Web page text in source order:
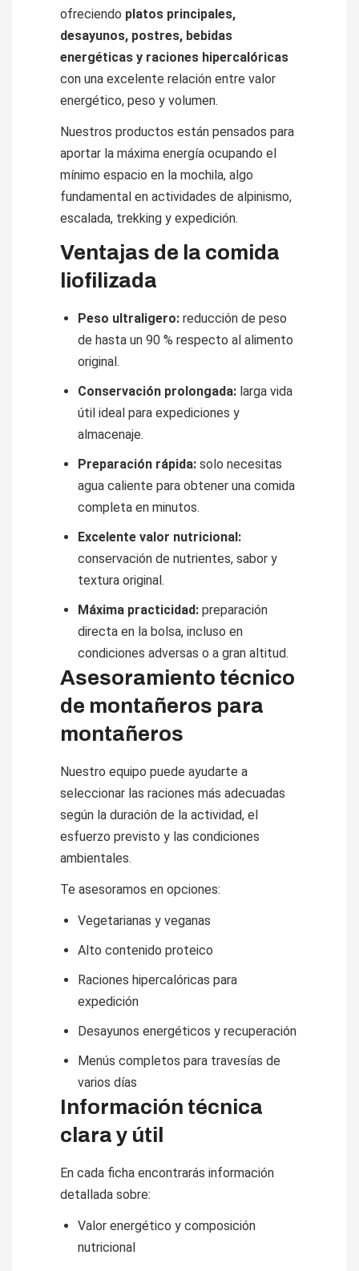
ofreciendo platos principales,
desayunos, postres, bebidas
energéticas y raciones hipercalóricas
con una excelente relación entre valor
energético, peso y volumen.
Nuestros productos están pensados para
aportar la máxima energía ocupando el
mínimo espacio en la mochila, algo
fundamental en actividades de alpinismo,
escalada, trekking y expedición.
Ventajas de la comida
liofilizada
Peso ultraligero: reducción de peso
de hasta un 90 % respecto al alimento
original.
Conservación prolongada: larga vida
útil ideal para expediciones y
almacenaje.
Preparación rápida: solo necesitas
agua caliente para obtener una comida
completa en minutos.
Excelente valor nutricional:
conservación de nutrientes, sabor y
textura original.
Máxima practicidad: preparación
directa en la bolsa, incluso en
condiciones adversas o a gran altitud.
Asesoramiento técnico
de montañeros para
montañeros
Nuestro equipo puede ayudarte a
seleccionar las raciones más adecuadas
según la duración de la actividad, el
esfuerzo previsto y las condiciones
ambientales.
Te asesoramos en opciones:
Vegetarianas y veganas
Alto contenido proteico
Raciones hipercalóricas para
expedición
Desayunos energéticos y recuperación
Menús completos para travesías de
varios días
Información técnica
clara y útil
En cada ficha encontrarás información
detallada sobre:
Valor energético y composición
nutricional